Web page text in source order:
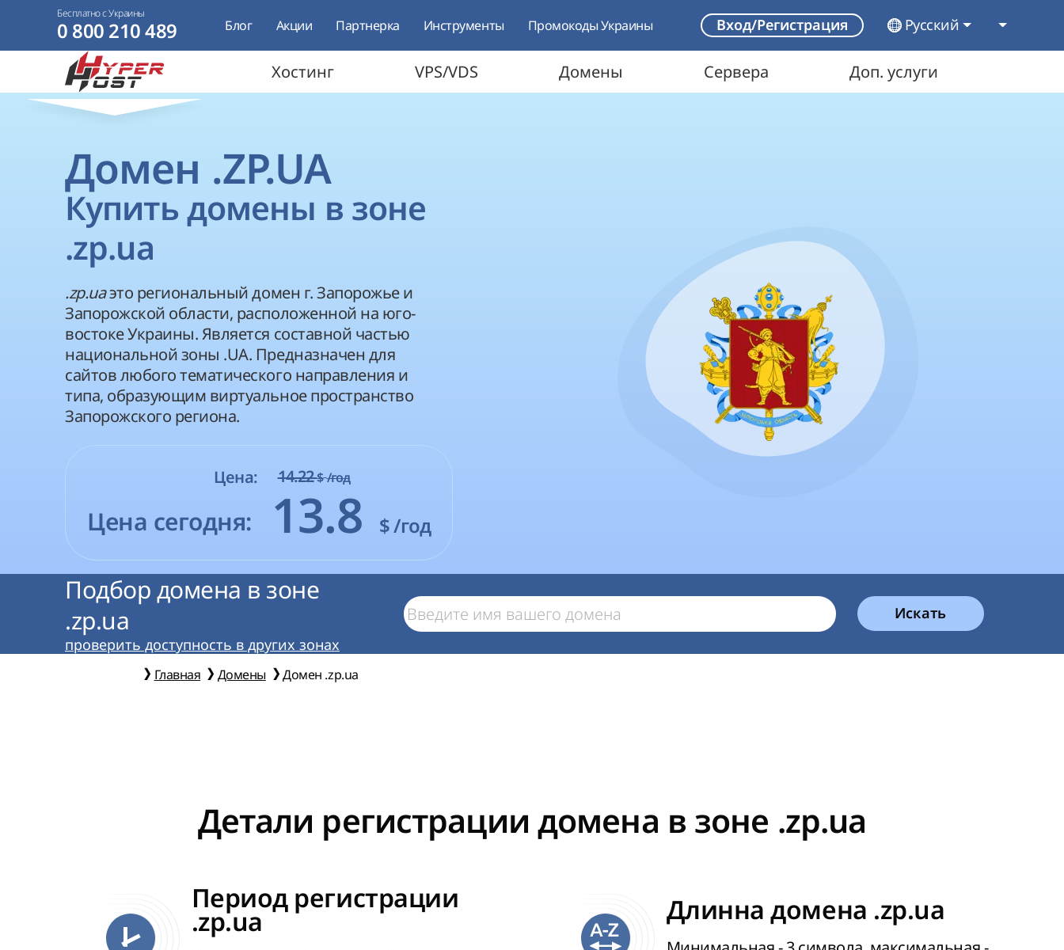
Бесплатно с Украины
0 800 210 489 Блог Акции Партнерка Инструменты Промокоды Украины Вход/Регистрация Русский
Хостинг VPS/VDS Домены Сервера Доп. услуги
Домен .ZP.UA
Купить домены в зоне
.zp.ua
.zp.uaэто региональный домен г. Запорожье и
Запорожской области, расположенной на юго-
востоке Украины. Является составной частью
национальной зоны .UA. Предназначен для
сайтов любого тематического направления и
типа, образующим виртуальное пространство
Запорожского региона.
Цена: 14.22$ /год
Цена сегодня: 13.8 $/год
Подбор домена в зоне
.zp.ua
проверить доступность в других зонах
Искать
Главная Домены Домен .zp.ua
Детали регистрации домена в зоне .zp.ua
Период регистрации
.zp.ua Длинна домена .zp.ua